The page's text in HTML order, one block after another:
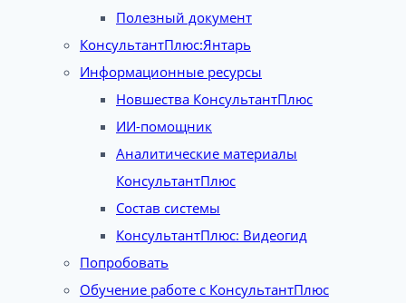
Полезный документ
КонсультантПлюс:Янтарь
Информационные ресурсы
Новшества КонсультантПлюс
ИИ-помощник
Аналитические материалы
КонсультантПлюс
Состав системы
КонсультантПлюс: Видеогид
Попробовать
Обучение работе с КонсультантПлюс